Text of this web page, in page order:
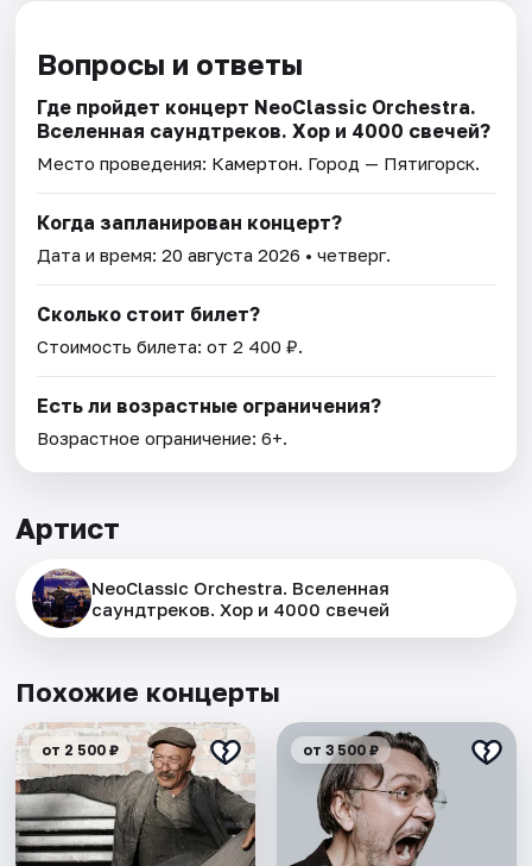
Вопросы и ответы
Где пройдет концерт NeoClassic Orchestra.
Вселенная саундтреков. Хор и 4000 свечей?
Место проведения: Камертон. Город — Пятигорск.
Когда запланирован концерт?
Дата и время:20 августа 2026 • четверг.
Сколько стоит билет?
Стоимость билета: от 2 400 ₽.
Есть ли возрастные ограничения?
Возрастное ограничение: 6+.
Артист
NeoClassic Orchestra. Вселенная
саундтреков. Хор и 4000 свечей
Похожие концерты
от 2 500 ₽ от 3 500 ₽